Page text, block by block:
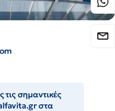
σημαντικές
στα